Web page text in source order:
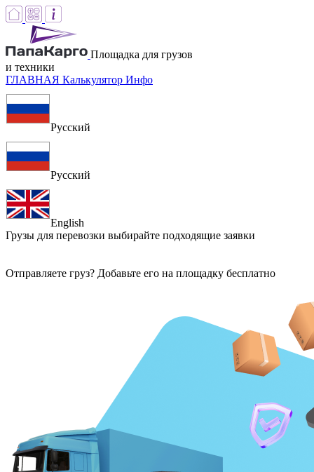
Площадка для грузов
и техники
ГЛАВНАЯ Калькулятор Инфо
Русский
Русский
English
Грузы для перевозки выбирайте подходящие заявки
Отправляете груз? Добавьте его на площадку бесплатно